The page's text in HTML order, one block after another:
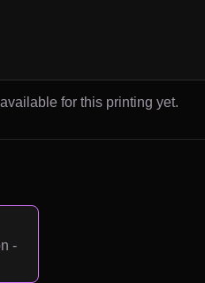
for this printing yet.
-